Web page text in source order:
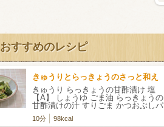
おすすめのレシピ
きゅうりとらっきょうのさっと和え
きゅうり らっきょうの甘酢漬け 塩
【A】 しょうゆ ごま油 らっきょうの
甘酢漬けの汁 すりごま かつおぶしパ
ック
10分 98kcal